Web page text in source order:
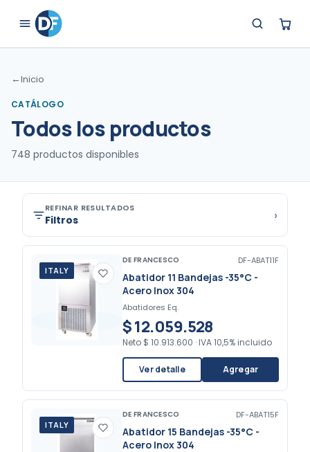
←Inicio
CATÁLOGO
Todos los productos
748 productos disponibles
REFINAR RESULTADOS
Filtros ›
ITALY
DE FRANCESCO DF-ABAT11F
Abatidor 11 Bandejas -35°C -
Acero Inox 304
Abatidores Eq.
$ 12.059.528
Neto $ 10.913.600 · IVA 10,5% incluido
Ver detalle Agregar
ITALY
DE FRANCESCO DF-ABAT15F
Abatidor 15 Bandejas -35°C -
Acero Inox 304